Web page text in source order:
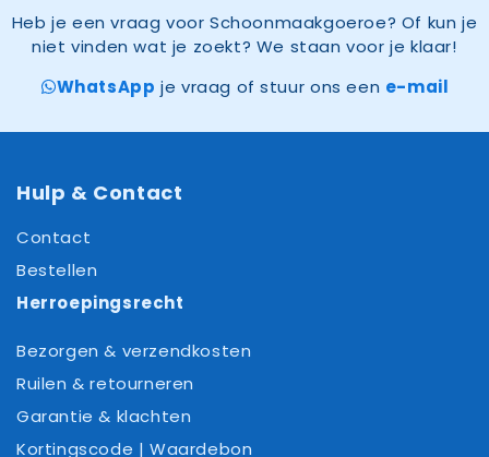
Heb je een vraag voor Schoonmaakgoeroe? Of kun je
niet vinden wat je zoekt? We staan voor je klaar!
WhatsApp je vraag of stuur ons een e-mail
Hulp & Contact
Contact
Bestellen
Herroepingsrecht
Bezorgen & verzendkosten
Ruilen & retourneren
Garantie & klachten
Kortingscode | Waardebon